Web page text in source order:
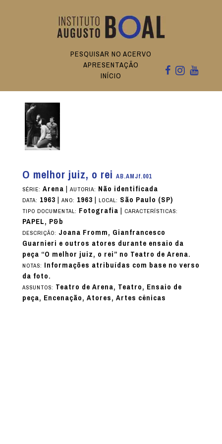
PESQUISAR NO ACERVO
APRESENTAÇÃO
INÍCIO
O melhor juiz, o rei AB.AMJf.001
SÉRIE: Arena| AUTORIA: Não identificada
DATA: 1963| ANO: 1963| LOCAL: São Paulo (SP)
TIPO DOCUMENTAL: Fotografia| CARACTERÍSTICAS:
PAPEL, P&b
DESCRIÇÃO: Joana Fromm, Gianfrancesco
Guarnieri e outros atores durante ensaio da
peça “O melhor juiz, o rei” no Teatro de Arena.
NOTAS: Informações atribuídas com base no verso
da foto.
ASSUNTOS: Teatro de Arena, Teatro, Ensaio de
peça, Encenação, Atores, Artes cênicas